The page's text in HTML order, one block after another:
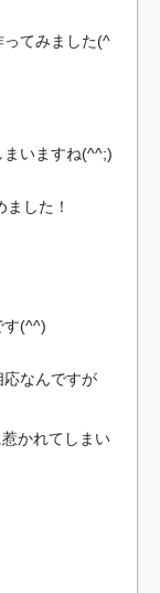
ってみました(^
まいますね(^^;)
した！
す(^^)
なんですが
かれてしまい